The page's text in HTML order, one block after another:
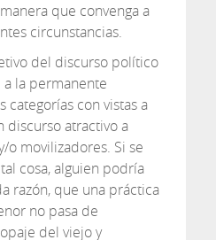
que convenga a
circunstancias.
del discurso político
la permanente
categorías con vistas a
discurso atractivo a
o movilizadores. Si se
cosa, alguien podría
razón, que una práctica
no pasa de
del viejo y